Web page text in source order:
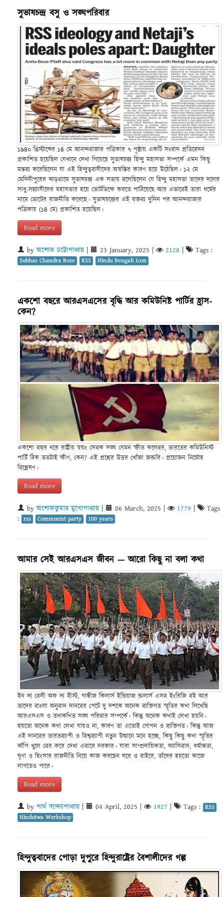
সুভাষচন্দ্র বসু ও সঙ্ঘপরিবার
১৯৪০ খ্রিস্টাব্দের ১৪ মে আনন্দবাজার পত্রিকার ৭ পৃষ্ঠায় একটি সংবাদ প্রতিবেদন
প্রকাশিত হয়েছিল যেখানে দেখা গিয়েছে সুভাষচন্দ্র হিন্দু মহাসভা সম্পর্কে এমন কিছু
মন্তব্য করেছিলেন যা এই হিন্দুত্ববাদীদের অস্বস্তির কারণ হয়ে উঠেছিল। ১২ মে
মেদিনীপুরের ঝাড়গ্রামে সুভাষচন্দ্র এক সভায় বলেছিলেন যে হিন্দু মহাসভা তাদের দলের
সাধু-সন্ন্যাসীদের মহাসভার হয়ে ভোটভিক্ষে করতে পাঠিয়েছে আর এভাবেই তারা ধর্মের
নামে ভোটের রাজনীতি করেছে। সুভাষচন্দ্রের এই বক্তব্য দুদিন পর আনন্দবাজার
পত্রিকায় (১৪ মে) প্রকাশিত হয়েছিল।
Read more
byঅশোক চট্টোপাধ্যায় | 23 January, 2025 | 2128 | Tags :
Subhas Chandra Bose RSS Hindu Bengali Icon
একশো বছরে আরএসএসের বৃদ্ধি আর কমিউনিষ্ট পার্টির হ্রাস-
কেন?
একশো বছর ধরে রাষ্ট্রীয় স্বয়ং সেবক সঙ্ঘ যেমন স্ফীত কলেবর, ভারতের কমিউনিস্ট
পার্টি ঠিক ততটাই ক্ষীণ, কেন? এই প্রশ্নের উত্তর খোঁজা জরুরি। প্রয়োজন নির্মোহ
বিশ্লেষণ।
Read more
byঅশোককুমার মুখোপাধ্যায় 06 March, 2025 1779
Tags
: rss Communist party 100 years
আমার সেই আরএসএস জীবন — আরো কিছু না বলা কথা
ইন দ্য বেলী অফ দ্য বীস্ট, গান্ধীজ কিলার্স ইন্ডিয়াজ রুলার্স এসব ইংরিজি বই আর
তাদের বাংলা অনুবাদ দানবের পেটে দু দশকে অনেক ব্যক্তিগত স্মৃতির কথা লিখেছি
আরএসএস ও তথাকথিত সঙ্ঘ পরিবার সম্পর্কে। কিন্তু অনেক কথাই লেখা হয়নি।
হয়তো অনেক কথা লেখা যায়ও না, কারণ তা এতোই গোপন ও ব্যক্তিগত। কিন্তু আজ
এই দানবের ভারতব্যাপী ও বিশ্বব্যাপী নতুন উত্থানে মনে হচ্ছে, কিছু কিছু কথা স্মৃতির
ঝাঁপি খুলে বের করে দেখা এবারে দরকার। যারা সাম্প্রদায়িকতা, ফ্যাসিবাদ, ধর্মান্ধতা,
ঘৃণা ও হিংসার রাজনীতি নিয়ে কাজ করছেন ঘরে ও বাইরে, তাঁদের হয়তো কাজে
লাগতেও পারে।
Read more
by পার্থ বন্দ্যোপাধ্যায় 04 April, 2025 1927 Tags : RSS
Hindutwa Workshop
হিন্দুত্ববাদের পোড়া দুপুরে হিন্দুরাষ্ট্রের বৈশালীদের গল্প